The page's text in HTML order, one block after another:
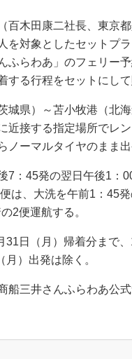
百木田康二社長、東京
を対象としたセットプ
ふらわあ」のフェリー
する行程をセットにして
城県）～苫小牧港（北
近接する指定場所でレ
ノーマルタイヤのまま
7：45発の翌日午後1：
は、大洗を午前1：45
2便運航する。
日（月）帰着分まで、
）出発は除く。
三井さんふらわあ公